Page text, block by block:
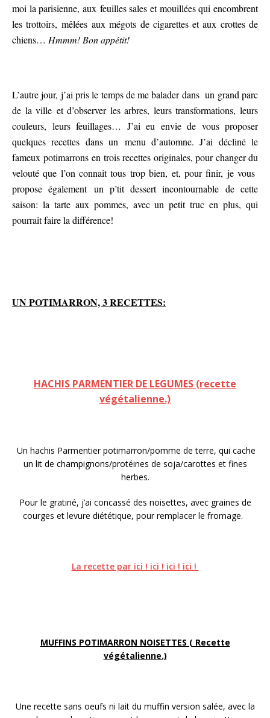
moi la parisienne, aux feuilles sales et mouillées qui encombrent
les trottoirs, mêlées aux mégots de cigarettes et aux crottes de
chiens… Hmmm! Bon appétit!
L’autre jour, j’ai pris le temps de me balader dans un grand parc
de la ville et d’observer les arbres, leurs transformations, leurs
couleurs, leurs feuillages… J’ai eu envie de vous proposer
quelques recettes dans un menu d’automne. J’ai décliné le
fameux potimarrons en trois recettes originales, pour changer du
velouté que l’on connait tous trop bien, et, pour finir, je vous
propose égalementun p’tit dessert incontournable de cette
saison: la tarte aux pommes, avec un petit truc en plus, qui
pourrait faire la différence!
UN POTIMARRON, 3 RECETTES:
HACHIS PARMENTIER DE LEGUMES (recette
végétalienne.)
Un hachis Parmentier potimarron/pomme de terre, qui cache
un lit de champignons/protéines de soja/carottes et fines
herbes.
Pour le gratiné, j’ai concassé des noisettes, avec graines de
courges et levure diététique, pour remplacer le fromage.
La recette par ici ! ici ! ici ! ici !
MUFFINS POTIMARRON NOISETTES ( Recette
végétalienne.)
Une recette sans oeufs ni lait du muffin version salée, avec la